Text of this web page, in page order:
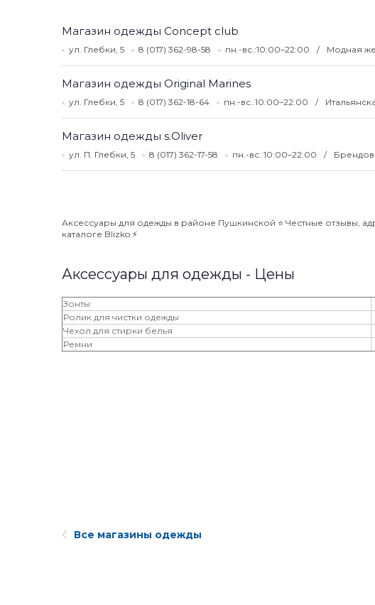
Магазин одежды Concept club
ул. Глебки, 5 8 (017) 362-98-58 пн.-вс.:10:00–22:00 Модная
Магазин одежды Original Marines
ул. Глебки, 5 8 (017) 362-18-64 пн.-вс.:10:00–22:00
Магазин одежды s.Oliver
ул. П. Глебки, 5 8 (017) 362-17-58 пн.-вс.:10:00–22:00
Аксессуары для одежды в районе Пушкинской ⭐️ Честные отзывы,
каталоге Blizko ⚡️
Аксессуары для одежды - Цены
Зонты
Ролик для чистки одежды
Чехол для стирки белья
Ремни
Все магазины одежды